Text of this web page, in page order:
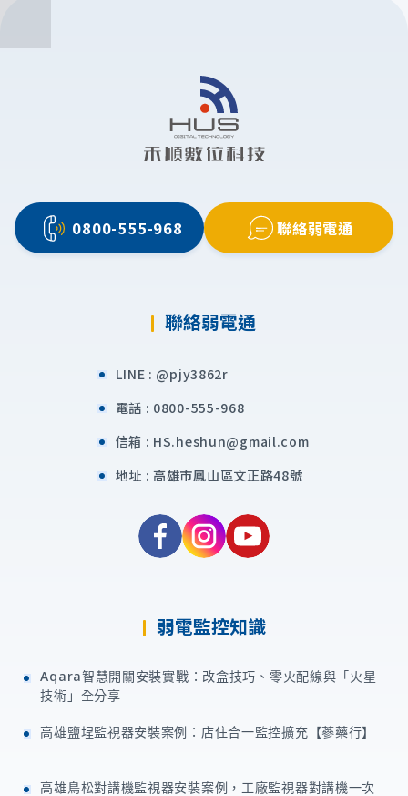
聯絡弱電通
LINE : @pjy3862r
電話 : 0800-555-968
信箱 : HS.heshun@gmail.com
地址 :高雄市鳳山區文正路48號
0800-555-968 聯絡弱電通
弱電監控知識
Aqara智慧開關安裝實戰：改盒技巧、零火配線與「火星
技術」全分享
高雄鹽埕監視器安裝案例：店住合一監控擴充【蔘藥行】
高雄鳥松對講機監視器安裝案例，工廠監視器對講機一次